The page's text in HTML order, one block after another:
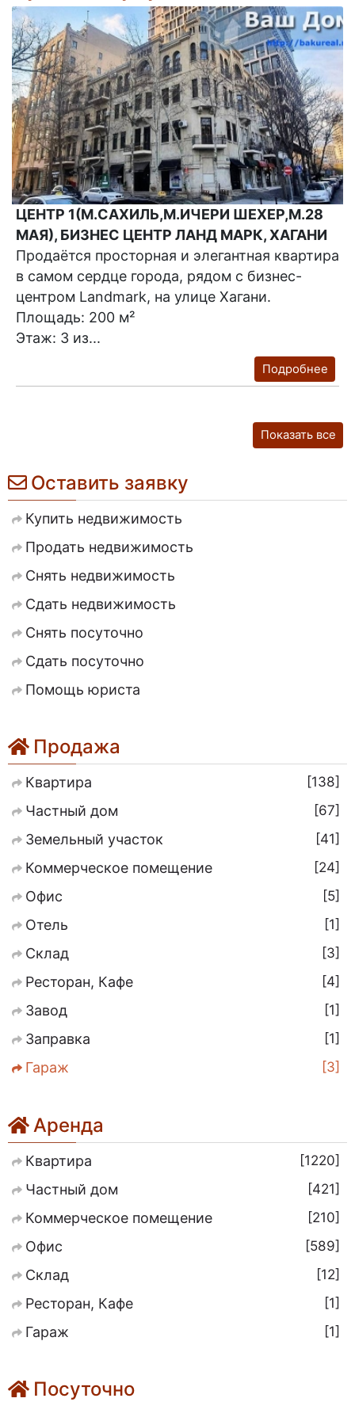
Оставить заявку
Купить недвижимость
Продать недвижимость
Снять недвижимость
Сдать недвижимость
Снять посуточно
Сдать посуточно
Помощь юриста
Продажа
Квартира
138
Частный дом
67
Земельный участок
41
Коммерческое помещение
24
Офис
5
Отель
1
Склад
3
Ресторан, Кафе
4
Завод
1
Заправка
1
Гараж
3
Аренда
Квартира
1220
Частный дом
421
Коммерческое помещение
210
Офис
589
Склад
12
Ресторан, Кафе
1
Гараж
1
Посуточно
ЦЕНТР 1(М.САХИЛЬ,М.ИЧЕРИ ШЕХЕР,М.28
МАЯ), БИЗНЕС ЦЕНТР ЛАНД МАРК, ХАГАНИ
Продаётся просторная и элегантная квартира
в самом сердце города, рядом с бизнес-
центром Landmark, на улице Хагани.
Площадь: 200 м²
Этаж: 3 из...
Подробнее
Показать все